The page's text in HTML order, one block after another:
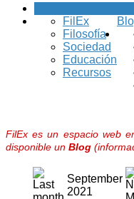
FilEx
Filosofía
Sociedad
Educación
Recursos
FilEx es un espacio web
disponible un Blog
September
2021